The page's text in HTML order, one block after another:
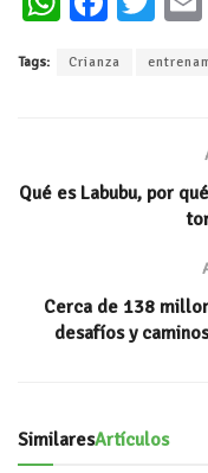
at
p
b
tt
Tags: Crianza
Qué es Labubu, por
Cerca de 138
desafíos y
SimilaresArtículos